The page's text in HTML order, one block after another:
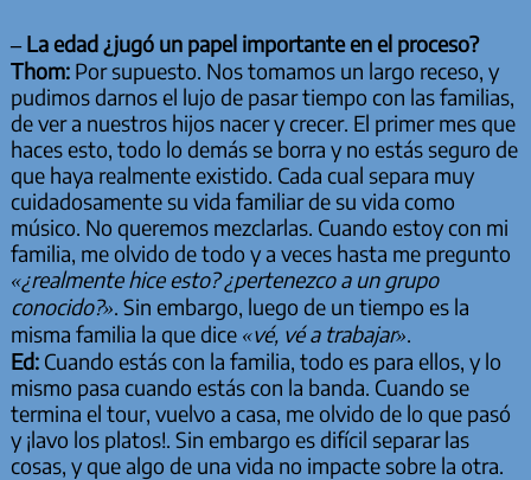
– La edad ¿jugó un papel importante en el proceso?
Thom:Por supuesto. Nos tomamos un largo receso, y
pudimos darnos el lujo de pasar tiempo con las familias,
de ver a nuestros hijos nacer y crecer. El primer mes que
haces esto, todo lo demás se borra y no estás seguro de
que haya realmente existido. Cada cual separa muy
cuidadosamente su vida familiar de su vida como
músico. No queremos mezclarlas. Cuando estoy con mi
familia, me olvido de todo y a veces hasta me pregunto
«¿realmente hice esto? ¿pertenezco a un grupo
conocido?». Sin embargo, luego de un tiempo es la
misma familia la que dice «vé, vé a trabajar».
Ed:Cuando estás con la familia, todo es para ellos, y lo
mismo pasa cuando estás con la banda. Cuando se
termina el tour, vuelvo a casa, me olvido de lo que pasó
y ¡lavo los platos!. Sin embargo es difícil separar las
cosas, y que algo de una vida no impacte sobre la otra.